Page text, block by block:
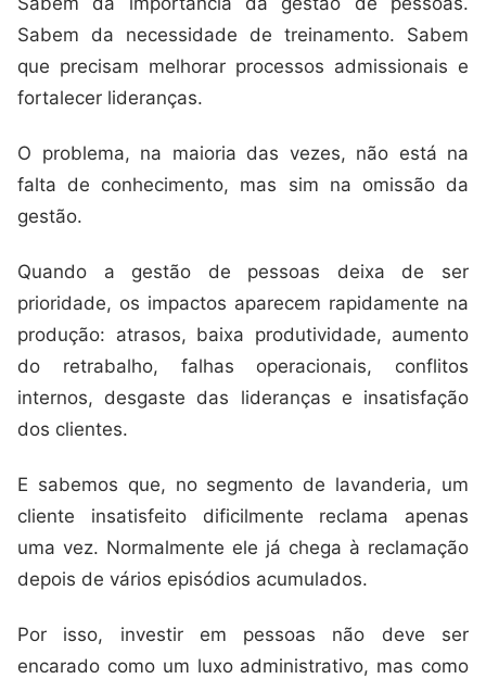
Sabem da necessidade de treinamento. Sabem
que precisam melhorar processos admissionais e
fortalecer lideranças.
O problema, na maioria das vezes, não está na
falta de conhecimento, mas sim na omissão da
gestão.
Quando a gestão de pessoas deixa de ser
prioridade, os impactos aparecem rapidamente na
produção: atrasos, baixa produtividade, aumento
do retrabalho, falhas operacionais, conflitos
internos, desgaste das lideranças e insatisfação
dos clientes.
E sabemos que, no segmento de lavanderia, um
cliente insatisfeito dificilmente reclama apenas
uma vez. Normalmente ele já chega à reclamação
depois de vários episódios acumulados.
Por isso, investir em pessoas não deve ser
encarado como um luxo administrativo, mas como